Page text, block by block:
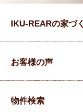
IKU-REARの家づ
お客様の声
物件検索